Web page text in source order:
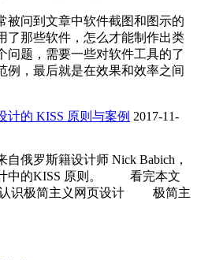
被问到文章中软件截图和图示的
了那些软件，怎么才能制作出类
问题，需要一些对软件工具的了
例，最后就是在效果和效率之间
计的 KISS 原则与案例 2017-11-
俄罗斯籍设计师 Nick Babich，
中的KISS 原则。 看完本文
识极简主义网页设计 极简主